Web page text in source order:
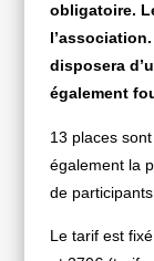
obligatoire.
disposera
également
13 places
également la
de
Le tarif est